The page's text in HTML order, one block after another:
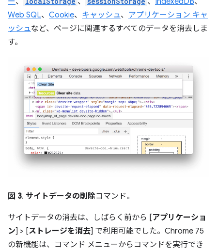
Web SQL、 Cookie、 キャッシュ、 アプリケーション キャ
ッシュなど、ページに関連するすべてのデータを消去しま
す。
図 3. サイトデータの削除コマンド。
サイトデータの消去は、しばらく前から [アプリケーショ
ン] > [ストレージを消去] で利用可能でした。Chrome 75
の新機能は、コマンド メニューからコマンドを実行でき